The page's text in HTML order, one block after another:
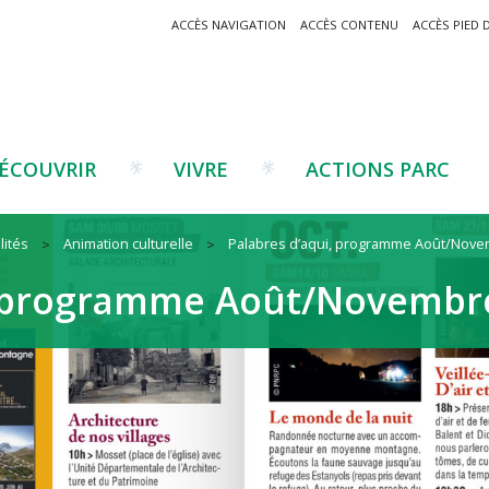
ACCÈS NAVIGATION ACCÈS CONTENU ACCÈS PIED
Patrimoine montagnard
Traditions catalanes
Musées et sites
VIVRE
La marque Valeurs Parc
Un projet ?
Les réseaux
ACTIONS PARC
Agriculture
Forêt-bois
Filières émergentes
Animation culturelle Palabres d’aqui, programme Août/
Août/